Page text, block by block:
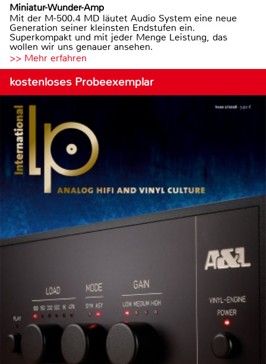
Miniatur-Wunder-Amp
Mit der M-500.4 MD läutet Audio System eine neue
Generation seiner kleinsten Endstufen ein.
Superkompakt und mit jeder Menge Leistung, das
wollen wir uns genauer ansehen.
>> Mehr erfahren
kostenloses Probeexemplar